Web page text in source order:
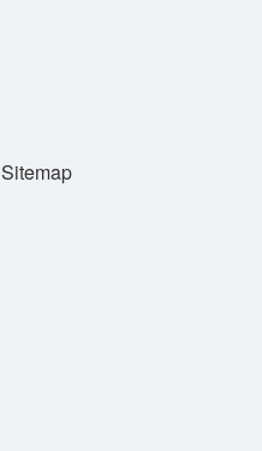
Sitemap